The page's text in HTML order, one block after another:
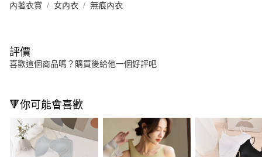
內著衣賞 女內衣 無痕內衣
評價
喜歡這個商品嗎？購買後給他一個好評吧
🔻你可能會喜歡